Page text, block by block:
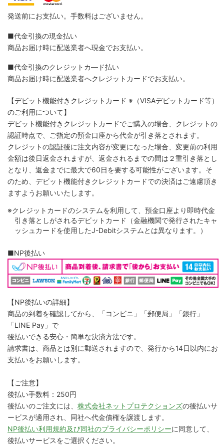
発送前にお支払い。手数料はございません。
■代金引換の現金払い
商品お届け時に配送業者へ現金でお支払い。
■代金引換のクレジットカ―ド払い
商品お届け時に配送業者へクレジットカードでお支払い。
【デビット機能付きクレジットカード ※（VISAデビットカード等）
のご利用について】
デビット機能付きクレジットカードでご購入の場合、クレジットの
認証時点で、ご指定の預金口座から代金が引き落とされます。
クレジットの認証後に注文内容が変更になった場合、変更前の利用
金額は後日返金されますが、返金されるまでの間は２重引き落とし
となり、返金までに最大で60日を要する可能性がございます。そ
のため、デビット機能付きクレジットカードでの決済はご遠慮頂き
ますようお願いいたします。
※クレジットカードのシステムを利用して、預金口座より即時代金
引き落としがされるデビットカード（金融機関で発行されたキャ
ッシュカードを使用したJ-Debitシステムとは異なります。）
■NP後払い
【NP後払いの詳細】
商品の到着を確認してから、「コンビニ」「郵便局」「銀行」
「LINE Pay」で
後払いできる安心・簡単な決済方法です。
請求書は、商品とは別に郵送されますので、発行から14日以内にお
支払いをお願いします。
【ご注意】
後払い手数料：250円
後払いのご注文には、 株式会社ネットプロテクションズの後払いサ
ービスが適用され、同社へ代金債権を譲渡します。
NP後払い利用規約及び同社のプライバシーポリシーに同意して、
後払いサービスをご選択ください。